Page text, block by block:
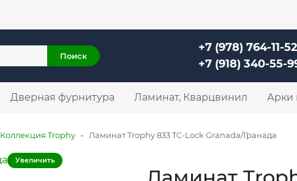
Поиск
+7 (978) 764-11-52
+7 (918) 340-55-
Дверная фурнитура Ламинат, Кварцвинил Арки
Коллекция Trophy - Ламинат Trophy 833 TC-Lock Granada/Гранада
Увеличить